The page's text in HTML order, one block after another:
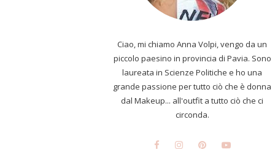
Ciao, mi chiamo Anna Volpi, vengo da un
piccolo paesino in provincia di Pavia. Sono
laureata in Scienze Politiche e ho una
grande passione per tutto ciò che è donna
dal Makeup... all'outfit a tutto ciò che ci
circonda.